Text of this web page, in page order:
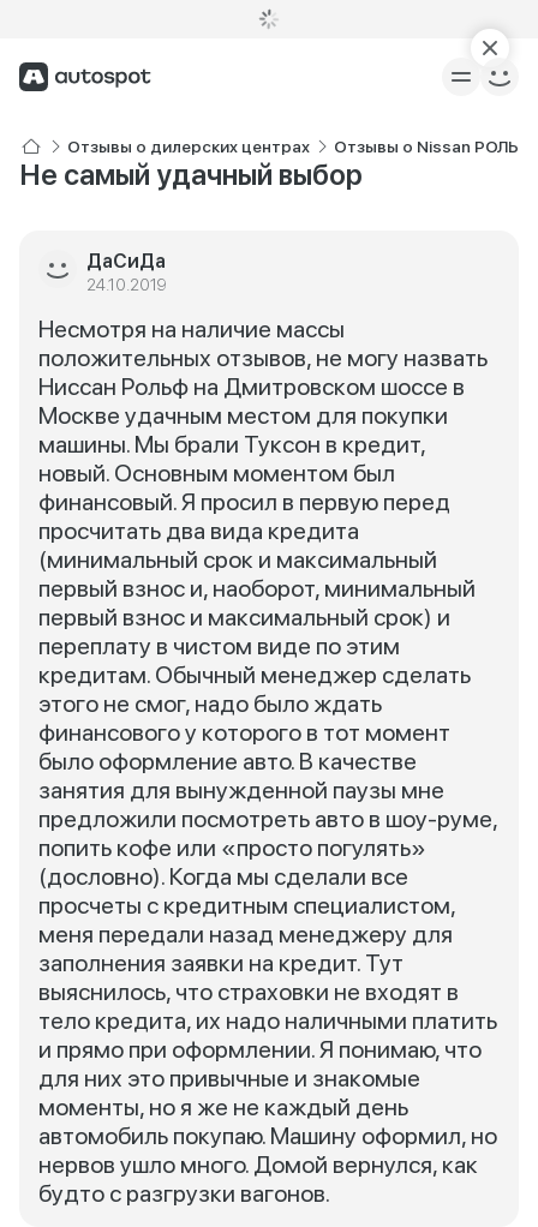
Отзывы о дилерских центрах Отзывы о Nissan РОЛЬФ
Не самый удачный выбор
ДаСиДа
24.10.2019
Несмотря на наличие массы
положительных отзывов, не могу назвать
Ниссан Рольф на Дмитровском шоссе в
Москве удачным местом для покупки
машины. Мы брали Туксон в кредит,
новый. Основным моментом был
финансовый. Я просил в первую перед
просчитать два вида кредита
(минимальный срок и максимальный
первый взнос и, наоборот, минимальный
первый взнос и максимальный срок) и
переплату в чистом виде по этим
кредитам. Обычный менеджер сделать
этого не смог, надо было ждать
финансового у которого в тот момент
было оформление авто. В качестве
занятия для вынужденной паузы мне
предложили посмотреть авто в шоу-руме,
попить кофе или «просто погулять»
(дословно). Когда мы сделали все
просчеты с кредитным специалистом,
меня передали назад менеджеру для
заполнения заявки на кредит. Тут
выяснилось, что страховки не входят в
тело кредита, их надо наличными платить
и прямо при оформлении. Я понимаю, что
для них это привычные и знакомые
моменты, но я же не каждый день
автомобиль покупаю. Машину оформил, но
нервов ушло много. Домой вернулся, как
будто с разгрузки вагонов.